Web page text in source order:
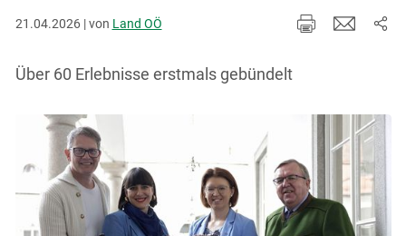
21.04.2026 | von Land OÖ
Über 60 Erlebnisse erstmals gebündelt